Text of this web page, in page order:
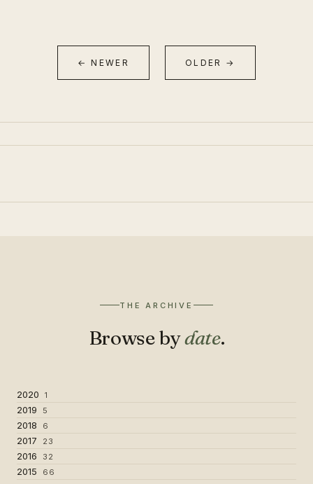
← NEWER OLDER →
THE ARCHIVE
Browse bydate.
2020 1
2019 5
2018 6
2017 23
2016 32
2015 66